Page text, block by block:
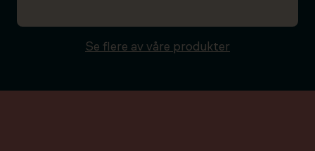
Se flere av våre produkter